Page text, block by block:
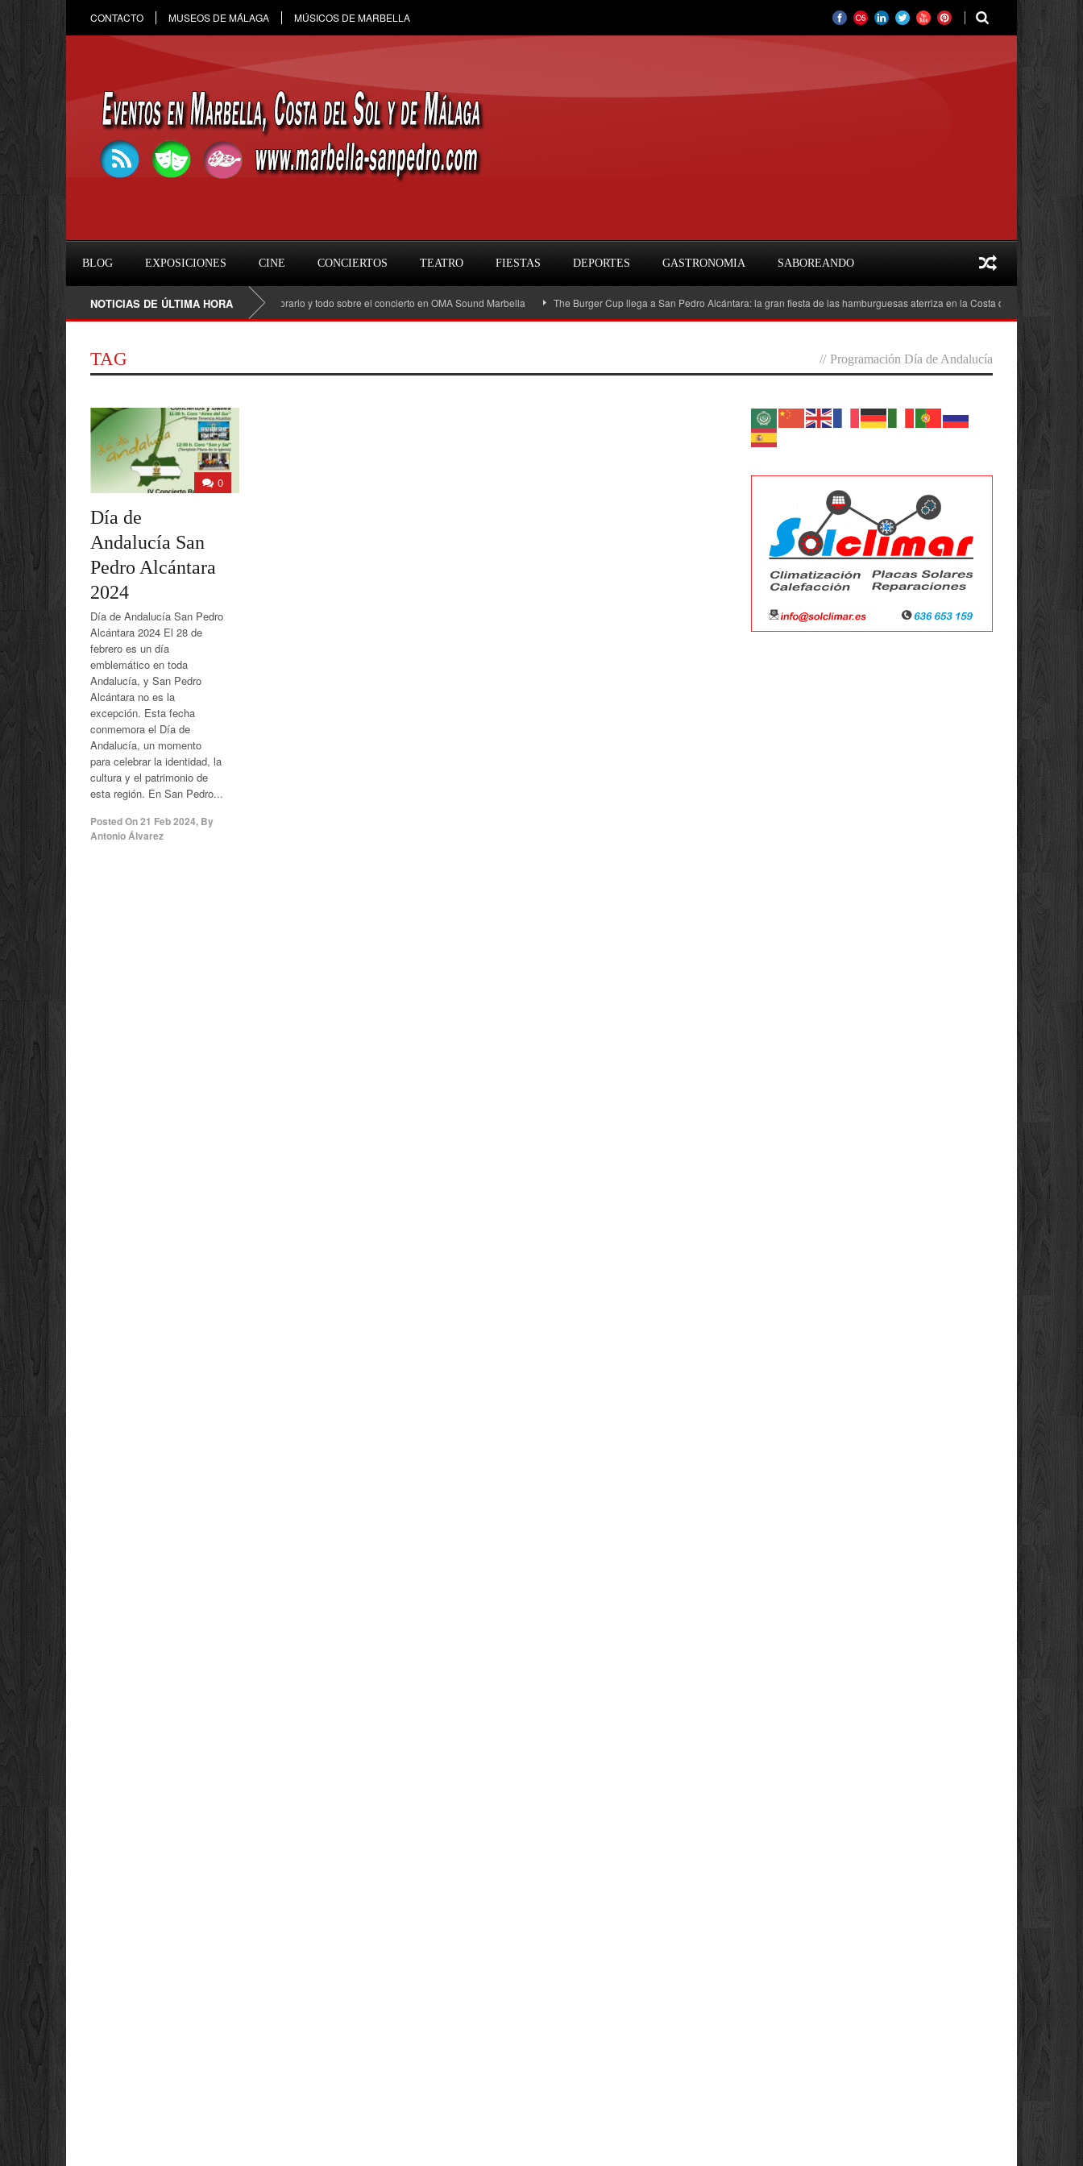
CONTACTO MUSEOS DE MÁLAGA MÚSICOS DE MARBELLA
BLOG EXPOSICIONES CINE CONCIERTOS TEATRO FIESTAS DEPORTES GASTRONOMIA SABOREANDO
NOTICIAS DE ÚLTIMA HORA
Raule en Marbella 2026: fecha, entradas, horario y todo sobre el concierto en OMA Sound Marbella The Burger Cup llega a San Pedro Alcántara: la gran fiesta de las hamburguesas aterriza en la Costa del Sol
TAG // Programación Día de Andalucía
0
Día de
Andalucía San
Pedro Alcántara
2024
Día de Andalucía San Pedro
Alcántara 2024 El 28 de
febrero es un día
emblemático en toda
Andalucía, y San Pedro
Alcántara no es la
excepción. Esta fecha
conmemora el Día de
Andalucía, un momento
para celebrar la identidad, la
cultura y el patrimonio de
esta región. En San Pedro...
Posted On21 Feb 2024, By
Antonio Álvarez